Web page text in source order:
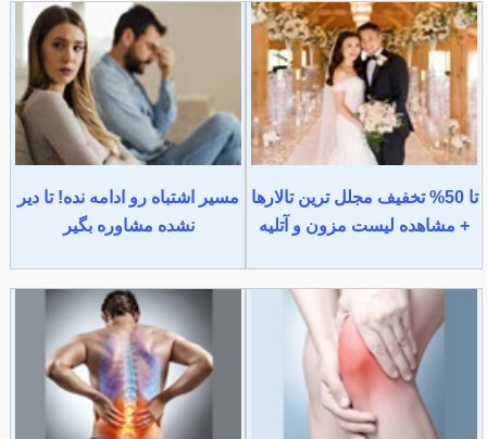
تا 50% تخفیف مجلل ترین تالارها
+ مشاهده لیست مزون و آتلیه
مسیر اشتباه رو ادامه نده! تا دیر
نشده مشاوره بگیر